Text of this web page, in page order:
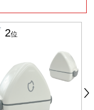
2位